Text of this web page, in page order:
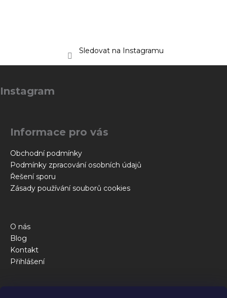
Sledovat na Instagramu
á
p
Instagram
Informace pro vás
Obchodní podmínky
Podmínky zpracování osobních údajů
Řešení sporu
Zásady používání souborů cookies
O nás
Blog
Kontakt
Přihlášení